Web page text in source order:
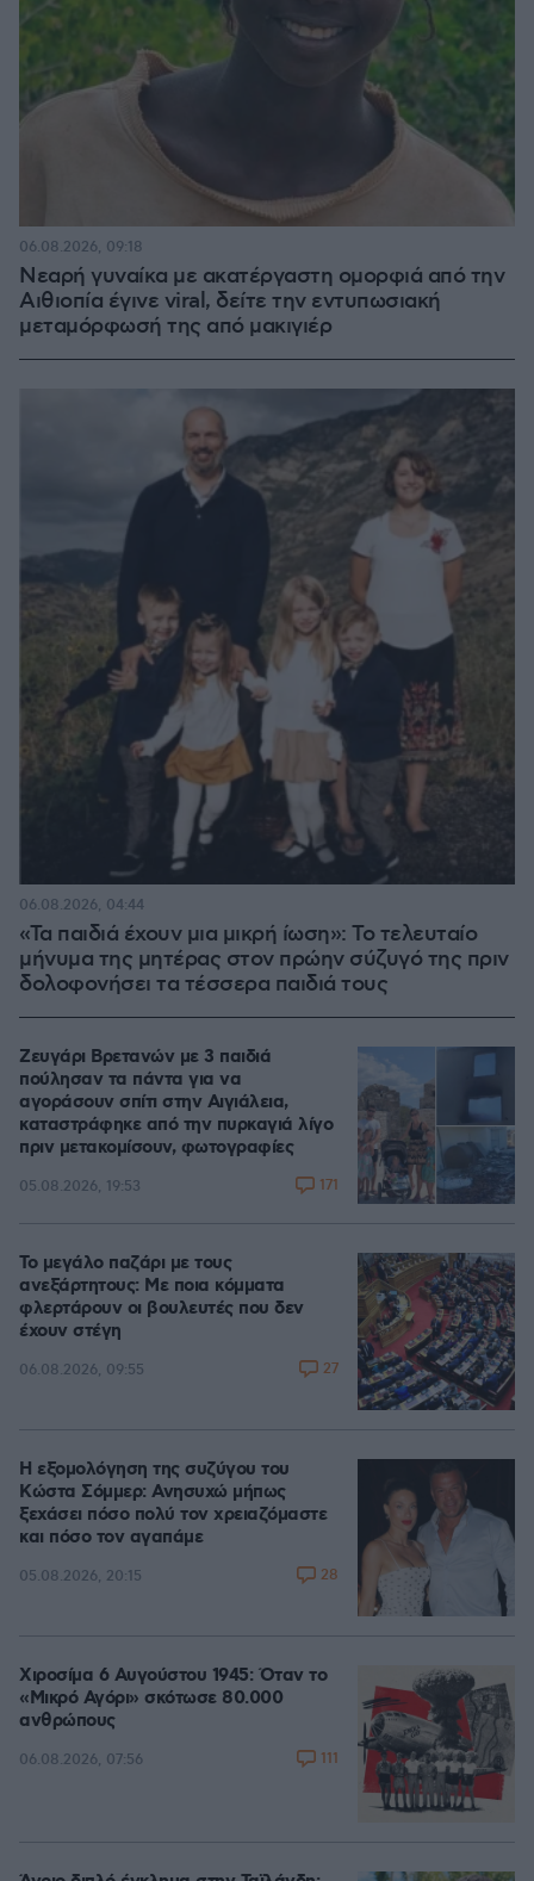
Νεαρή γυναίκα με ακατέργαστη ομορφιά από την
Αιθιοπία έγινε viral, δείτε την εντυπωσιακή
μεταμόρφωσή της από μακιγιέρ
06.08.2026, 09:18
«Τα παιδιά έχουν μια μικρή ίωση»: Το τελευταίο
μήνυμα της μητέρας στον πρώην σύζυγό της πριν
δολοφονήσει τα τέσσερα παιδιά τους
06.08.2026, 04:44
Ζευγάρι Βρετανών με 3 παιδιά
πούλησαν τα πάντα για να
αγοράσουν σπίτι στην Αιγιάλεια,
καταστράφηκε από την πυρκαγιά λίγο
πριν μετακομίσουν, φωτογραφίες
05.08.2026, 19:53 171
Το μεγάλο παζάρι με τους
ανεξάρτητους: Με ποια κόμματα
φλερτάρουν οι βουλευτές που δεν
έχουν στέγη
06.08.2026, 09:55 27
Η εξομολόγηση της συζύγου του
Κώστα Σόμμερ: Ανησυχώ μήπως
ξεχάσει πόσο πολύ τον χρειαζόμαστε
και πόσο τον αγαπάμε
05.08.2026, 20:15 28
Χιροσίμα 6 Αυγούστου 1945: Όταν το
«Μικρό Αγόρι» σκότωσε 80.000
ανθρώπους
06.08.2026, 07:56 111